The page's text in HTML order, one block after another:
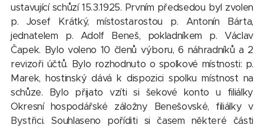
ustavující schůzí 15.3.1925. Prvním předsedou byl zvolen
p. Josef Krátký, místostarostou p. Antonín Bárta,
jednatelem p. Adolf Beneš, pokladníkem p. Václav
Čapek. Bylo voleno 10 členů výboru, 6 náhradníků a 2
revizoři účtů. Bylo rozhodnuto o spolkové místnosti: p.
Marek, hostinský dává k dispozici spolku místnost na
schůze. Bylo přijato vzíti si šekové konto u filiálky
Okresní hospodářské záložny Benešovské, filiálky v
Bystřici. Souhlaseno poříditi si časem některé části